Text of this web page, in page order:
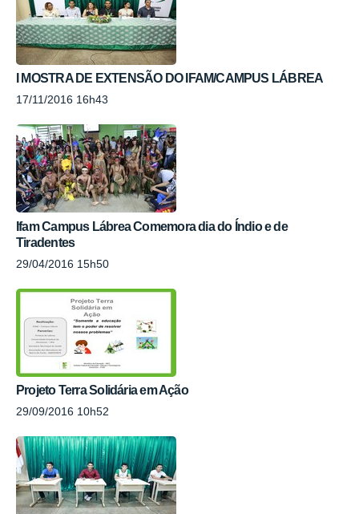
I MOSTRA DE EXTENSÃO DO IFAM/CAMPUS LÁBREA
17/11/2016 16h43
Ifam Campus Lábrea Comemora dia do Índio e de
Tiradentes
29/04/2016 15h50
Projeto Terra Solidária em Ação
29/09/2016 10h52